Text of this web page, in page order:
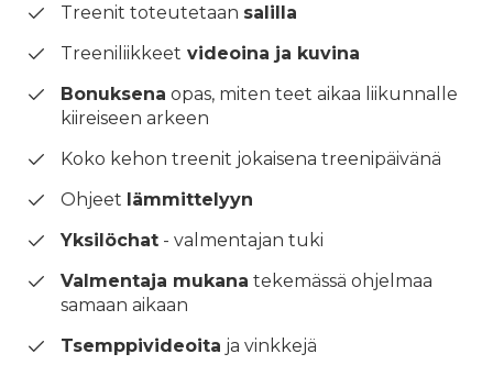
Treenit toteutetaan salilla
Treeniliikkeet videoina ja kuvina
Bonuksena opas, miten teet aikaa liikunnalle
kiireiseen arkeen
Koko kehon treenit jokaisena treenipäivänä
Ohjeet lämmittelyyn
Yksilöchat - valmentajan tuki
Valmentaja mukana tekemässä ohjelmaa
samaan aikaan
Tsemppivideoita ja vinkkejä